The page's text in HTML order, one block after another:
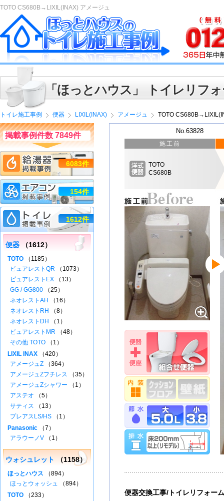
TOTO CS680B→LIXIL(INAX) アメージュ
「ほっとハウス」 トイレリフ
トイレ施工事例 便器 LIXIL(INAX) アメージュ TOTO
No.63828
施工前
TOTO
CS680B
便器交換工事/トイレリフォーム
掲載事例件数 7849件
6083件
154件
1612件
便器 （1612）
TOTO （1185）
ピュアレストQR （1073）
ピュアレストEX （13）
GG / GG800 （25）
ネオレストAH
（16）
ネオレストRH
（8）
ネオレストDH
（1）
ピュアレストMR （48）
その他 TOTO （1）
LIXIL INAX （420）
アメージュZ （364）
アメージュZフチレス （35）
アメージュZシャワー （1）
アステオ （5）
サティス （13）
プレアスLS/HS （1）
Panasonic （7）
アラウーノV （1）
ウォシュレット （1158）
ほっとハウス （894）
ほっとウォッシュ （894）
TOTO （233）